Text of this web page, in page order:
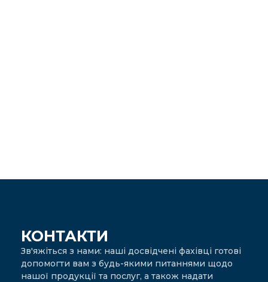
КОНТАКТИ
Зв'яжіться з нами: наші досвідчені фахівці готові
допомогти вам з будь-якими питаннями щодо
нашої продукції та послуг, а також надати